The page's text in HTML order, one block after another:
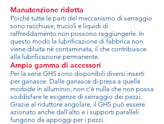
Manutenzione ridotta
Poiché tutte le parti del meccanismo di serraggio
sono racchiuse, trucioli e liquidi di
raffreddamento non possono raggiungerle. In
questo modo la lubrificazione di fabbrica non
viene diluita né contaminata, il che contribuisce
alla lubrificazione permanente.
Ampia gamma di accessori
Per la serie GHS sono disponibili diversi inserti
per ganasce. Dalle ganasce di presa a quelle
morbide in alluminio, non c’è nulla che non possa
soddisfare le esigenze di serraggio dei pezzi.
Grazie al riduttore angolare, il GHS può essere
azionato anche dall’alto e i supporti paralleli
fungono da appoggi per i pezzi.